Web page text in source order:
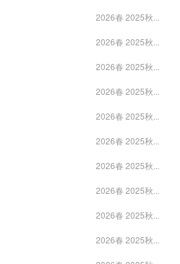
2026春 2025秋...
2026春 2025秋...
2026春 2025秋...
2026春 2025秋...
2026春 2025秋...
2026春 2025秋...
2026春 2025秋...
2026春 2025秋...
2026春 2025秋...
2026春 2025秋...